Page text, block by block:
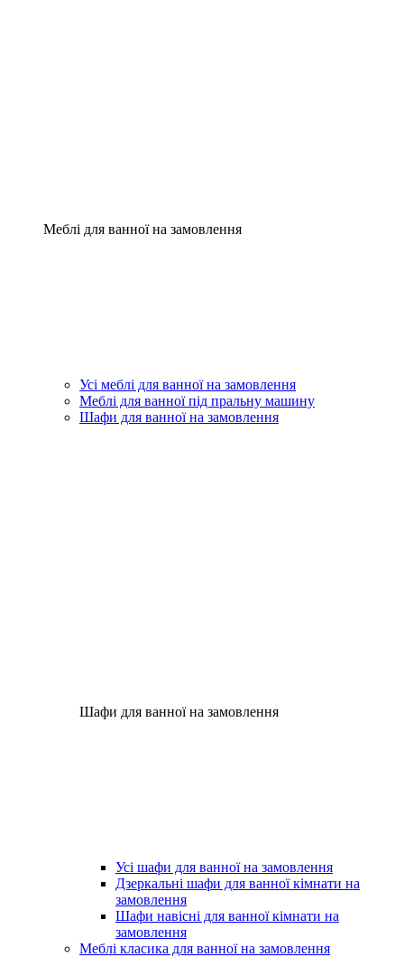
Меблі для ванної на замовлення
Усі меблі для ванної на замовлення
Меблі для ванної під пральну машину
Шафи для ванної на замовлення
Шафи для ванної на замовлення
Усі шафи для ванної на замовлення
Дзеркальні шафи для ванної кімнати на
замовлення
Шафи навісні для ванної кімнати на
замовлення
Меблі класика для ванної на замовлення